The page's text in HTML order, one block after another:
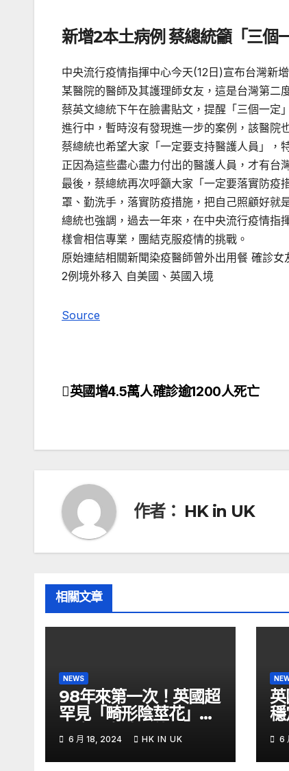
新增2本土病例 蔡總統籲「三個
中央流行疫情指揮中心今天(12日)宣布台灣新
某醫院的醫師及其護理師女友，這是台灣第二
蔡英文總統下午在臉書貼文，提醒「三個一定
進行中，暫時沒有發現進一步的案例，該醫院
蔡總統也希望大家「一定要支持醫護人員」，
正因為這些盡心盡力付出的醫護人員，才有台
最後，蔡總統再次呼籲大家「一定要落實防疫
罩、勤洗手，落實防疫措施，把自己照顧好就
總統也強調，過去一年來，在中央流行疫情指
樣會相信專業，團結克服疫情的挑戰。
原始連結相關新聞染疫醫師曾外出用餐 確診
2例境外移入 自美國、英國入境
Source
文
導
覽
英國增4.5萬人確診逾1200人死亡
作者： HK in UK
相關文章
NEWS
98年來第一次！英國超
罕見「畸形陰莖花」開
了腐屍臭味狂傳 –
ETtoday
6 月 18, 2024 HK IN UK
穩
6